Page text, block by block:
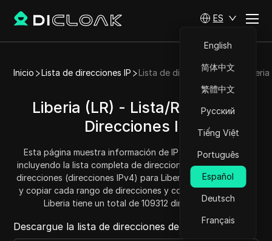
ES
English
简体中文
繁體中文
Русский
Tiếng Việt
Português
Español
Deutsch
Français
Inicio Lista de direcciones IP Lista de direcciones IP de Liberia
Liberia (LR) - Lista/Rango de
Direcciones IP
Esta página muestra información de IP para Liberia (LR),
incluyendo la lista completa de direcciones IP y el rango de
direcciones (direcciones IPv4) para Liberia. Puedes obtener
y copiar cada rango de direcciones y conocer la cantidad.
Liberia tiene un total de 109312 direcciones IP.
Descargue la lista de direcciones de Liberia desde: